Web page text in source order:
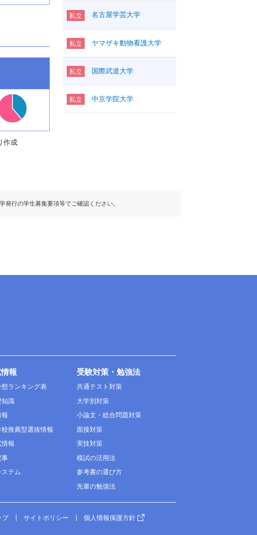
作成
私立 名古屋学芸大学
私立 ヤマザキ動物看護大学
私立 国際武道大学
私立 中京学院大学
行の学生募集要項等でご確認ください。
報
想ランキング表
知識
推薦型選抜情報
報
事
テム
受験対策・勉強法
共通テスト対策
大学別対策
小論文・総合問題対策
面接対策
実技対策
模試の活用法
参考書の選び方
先輩の勉強法
プ サイトポリシー 個人情報保護方針